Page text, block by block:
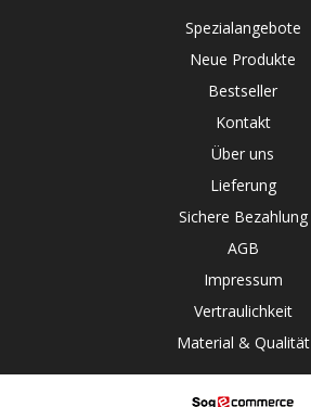
Spezialangebote
Neue Produkte
Bestseller
Kontakt
Über uns
Lieferung
Sichere Bezahlung
AGB
Impressum
Vertraulichkeit
Material & Qualität